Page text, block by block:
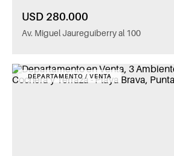
USD 280.000
Av. Miguel Jaureguiberry al 100
DEPARTAMENTO / VENTA